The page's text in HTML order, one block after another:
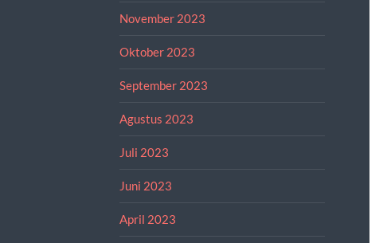
November 2023
Oktober 2023
September 2023
Agustus 2023
Juli 2023
Juni 2023
April 2023